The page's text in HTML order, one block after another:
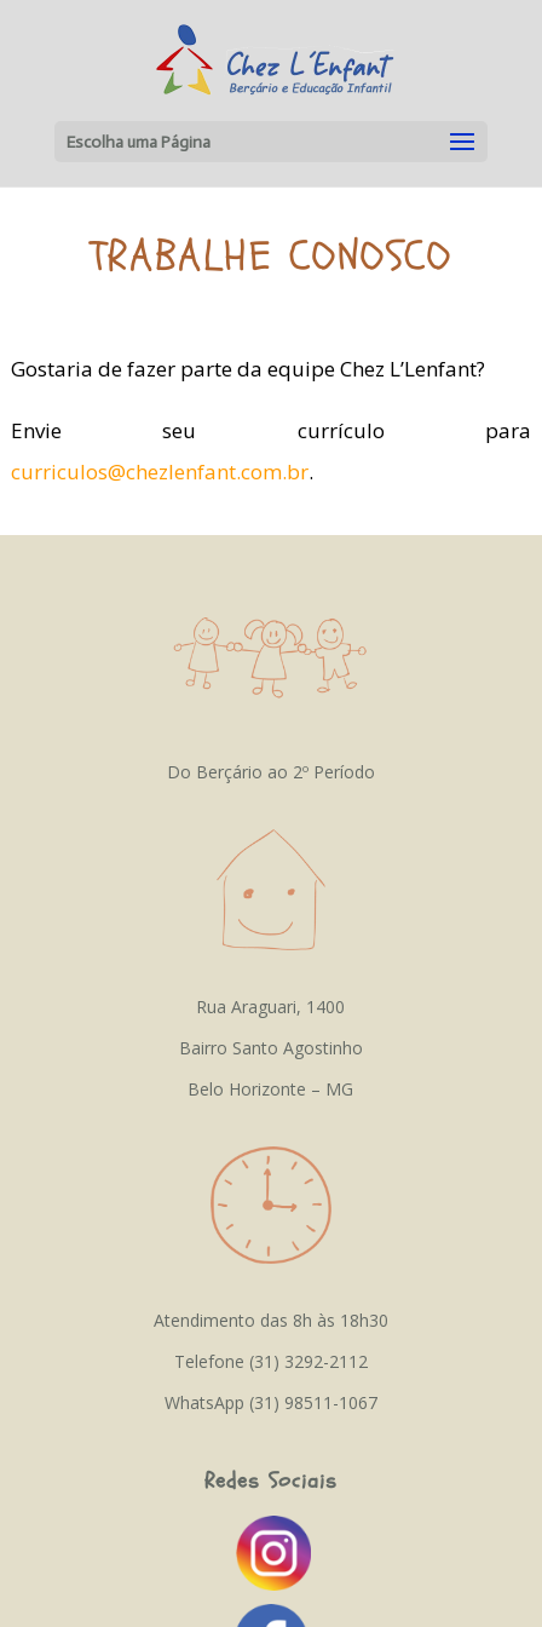
Escolha uma Página
TRABALHE CONOSCO
Gostaria de fazer parte da equipe Chez L’Lenfant?
Envie seu currículo para
curriculos@chezlenfant.com.br.
Do Berçário ao 2º Período
Rua Araguari, 1400
Bairro Santo Agostinho
Belo Horizonte – MG
Atendimento das 8h às 18h30
Telefone (31) 3292-2112
WhatsApp (31) 98511-1067
Redes Sociais